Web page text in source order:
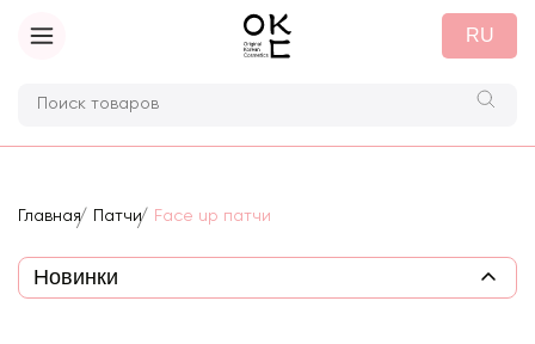
RU
Главная Патчи Face up патчи